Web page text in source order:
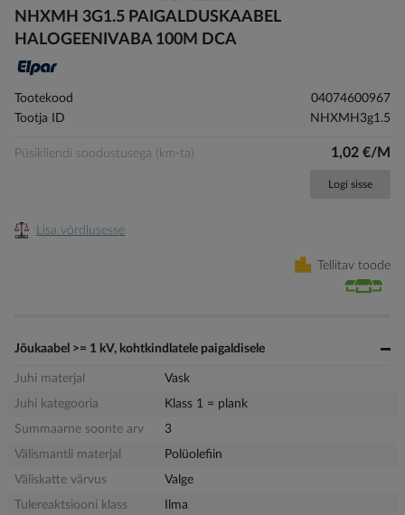
to
the
of
images
gallery
NHXMH 3G1.5 PAIGALDUSKAABEL
HALOGEENIVABA 100M DCA
Tootekood
04074600967
Tootja ID
NHXMH3g1.5
Püsikliendi soodustusega (km-ta) 1,02 €/M
Logi sisse
Lisa võrdlusesse
Tellitav toode
Jõukaabel >= 1 kV, kohtkindlatele paigaldisele
Juhi materjal
Vask
Juhi kategooria
Klass 1 = plank
Summaarne soonte arv
3
Välismantli materjal
Polüolefiin
Väliskatte värvus
Valge
Tulereaktsiooni klass
Ilma